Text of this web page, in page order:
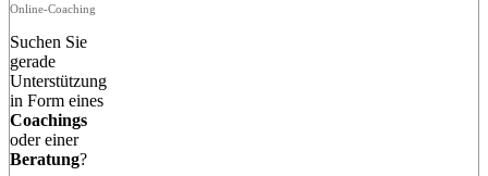
Online-Coaching
Suchen Sie
gerade
Unterstützung
in Form eines
Coachings
oder einer
Beratung?